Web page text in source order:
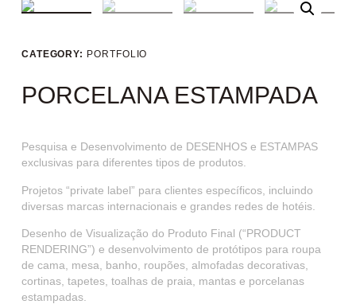
CATEGORY: PORTFOLIO
PORCELANA ESTAMPADA
Pesquisa e Desenvolvimento de DESENHOS e ESTAMPAS
exclusivas para diferentes tipos de produtos.
Projetos “private label” para clientes específicos, incluindo
diversas marcas internacionais e grandes redes de hotéis.
Desenho de Visualização do Produto Final (“PRODUCT
RENDERING”) e desenvolvimento de protótipos para roupa
de cama, mesa, banho, roupões, almofadas decorativas,
cortinas, tapetes, toalhas de praia, mantas e porcelanas
estampadas.